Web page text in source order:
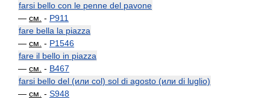
farsi bello con le penne del pavone
— см. - P911
fare bella la piazza
— см. - P1546
fare il bello in piazza
— см. - B467
farsi bello del (или col) sol di agosto (или di luglio)
— см. - S948